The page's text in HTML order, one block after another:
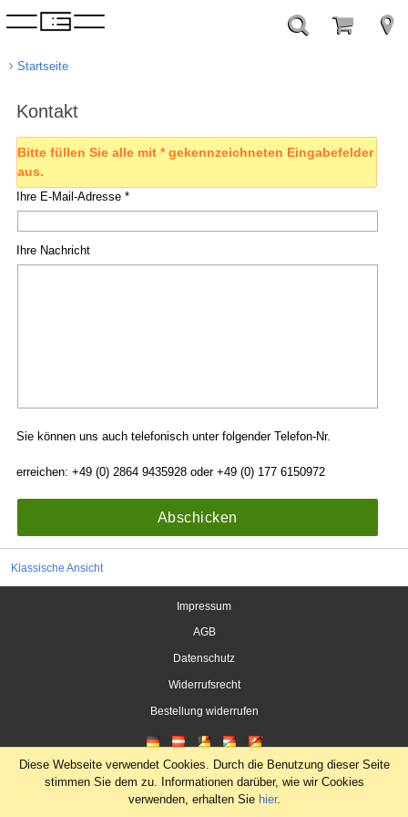
Startseite
Kontakt
Bitte füllen Sie alle mit * gekennzeichneten Eingabefelder
aus.
Ihre E-Mail-Adresse *
Ihre Nachricht
Sie können uns auch telefonisch unter folgender Telefon-Nr.
erreichen: +49 (0) 2864 9435928 oder +49 (0) 177 6150972
Abschicken
Klassische Ansicht
Impressum
AGB
Datenschutz
Widerrufsrecht
Bestellung widerrufen
Diese Webseite verwendet Cookies. Durch die Benutzung dieser Seite
stimmen Sie dem zu. Informationen darüber, wie wir Cookies
verwenden, erhalten Sie hier.